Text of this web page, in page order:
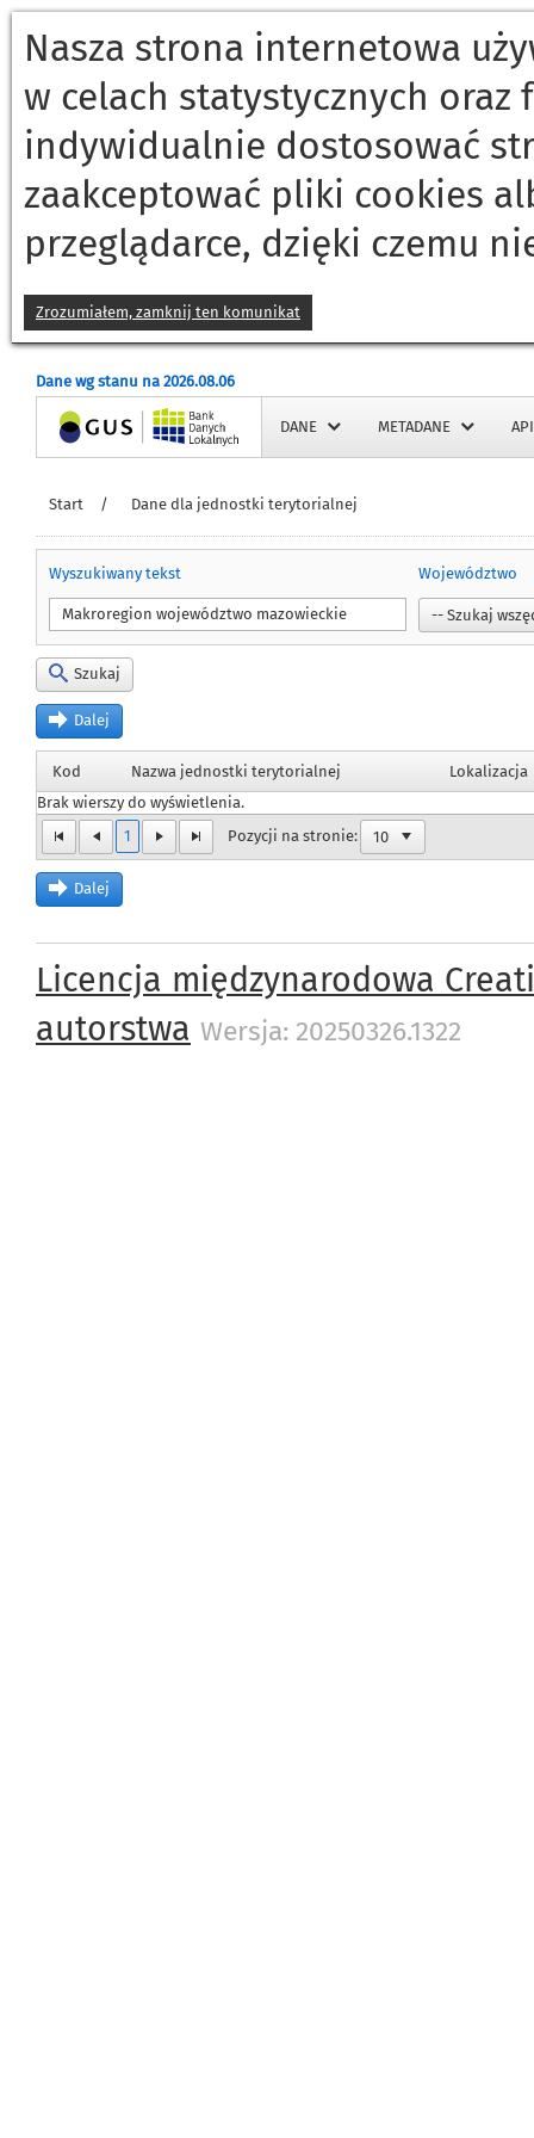
Nasza strona internetowa
w celach statystycznych
indywidualnie dostosować
zaakceptować pliki cookies
przeglądarce, dzięki czemu
Zrozumiałem, zamknij ten komunikat
Dane wg stanu na 2026.08.06
Strona główna DANE METADANE API
Start / Dane dla jednostki terytorialnej
Wyszukiwany tekst Województwo
Szukaj
Dalej
Kod Nazwa jednostki terytorialnej Lokalizacja
1 Pozycji na stronie:
Brak wierszy do wyświetlenia.
Dalej
Licencja międzynarodowa
autorstwa Wersja: 20250326.1322